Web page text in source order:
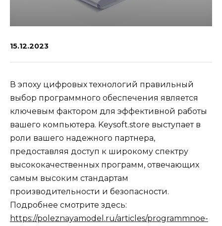
15.12.2023
В эпоху цифровых технологий правильный
выбор программного обеспечения является
ключевым фактором для эффективной работы
вашего компьютера. Keysoft.store выступает в
роли вашего надежного партнера,
предоставляя доступ к широкому спектру
высококачественных программ, отвечающих
самым высоким стандартам
производительности и безопасности.
Подробнее смотрите здесь:
https://poleznayamodel.ru/articles/programmnoe-